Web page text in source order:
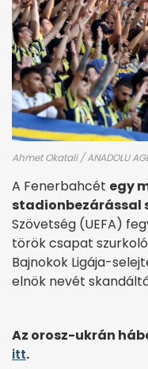
Ahmet Okatali / ANADOLU
A Fenerbahcét egy
stadionbezárással
Szövetség (UEFA)
török csapat
Bajnokok Ligája-
elnök nevét
Az orosz-ukrán
itt.